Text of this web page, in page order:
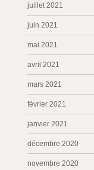
juillet 2021
juin 2021
mai 2021
avril 2021
mars 2021
février 2021
janvier 2021
décembre 2020
novembre 2020